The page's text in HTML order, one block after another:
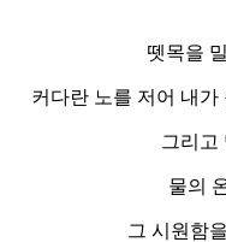
뗏목을
커다란 노를 저어 내
그리고
물의
그 시원함